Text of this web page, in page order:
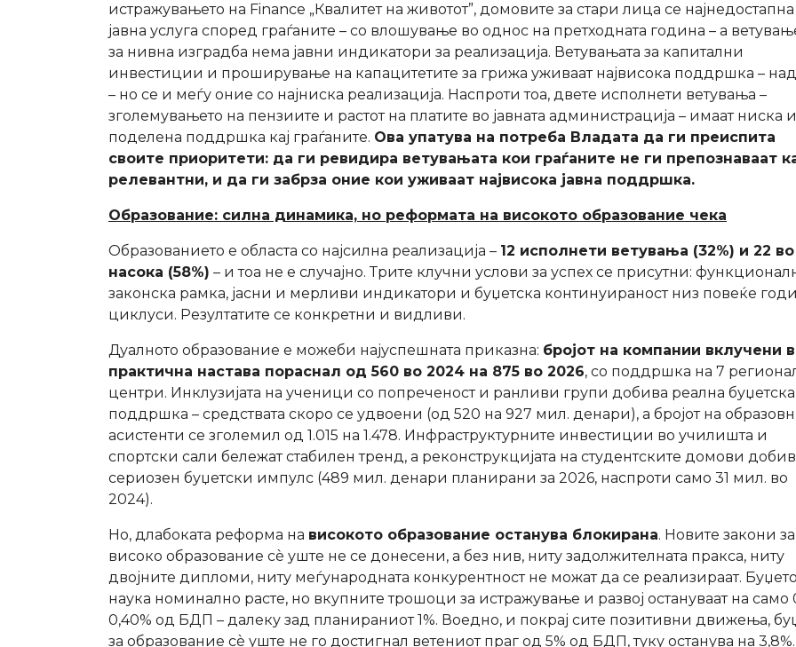
истражувањето на Finance „Квалитет на животот”, домовите за стари лица се најнедостапна
јавна услуга според граѓаните – со влошување во однос на претходната година – а
за нивна изградба нема јавни индикатори за реализација. Ветувањата за капитални
инвестиции и проширување на капацитетите за грижа уживаат највисока поддршка –
– но се и меѓу оние со најниска реализација. Наспроти тоа, двете исполнети ветувања –
зголемувањето на пензиите и растот на платите во јавната администрација – имаат ниска
поделена поддршка кај граѓаните. Ова упатува на потреба Владата да ги преиспита
своите приоритети: да ги ревидира ветувањата кои граѓаните не ги препознаваат
релевантни, и да ги забрза оние кои уживаат највисока јавна поддршка.
Образование: силна динамика, но реформата на високото образование чека
Образованието е областа со најсилна реализација – 12 исполнети ветувања (32%) и 22 во
насока (58%) – и тоа не е случајно. Трите клучни услови за успех се присутни:
законска рамка, јасни и мерливи индикатори и буџетска континуираност низ повеќе
циклуси. Резултатите се конкретни и видливи.
Дуалното образование е можеби најуспешната приказна: бројот на компании вклучени
практична настава пораснал од 560 во 2024 на 875 во 2026, со поддршка на 7
центри. Инклузијата на ученици со попреченост и ранливи групи добива реална буџетска
поддршка – средствата скоро се удвоени (од 520 на 927 мил. денари), а бројот на
асистенти се зголемил од 1.015 на 1.478. Инфраструктурните инвестиции во училишта и
спортски сали бележат стабилен тренд, а реконструкцијата на студентските домови
сериозен буџетски импулс (489 мил. денари планирани за 2026, наспроти само 31 мил. во
2024).
Но, длабоката реформа на високото образование останува блокирана. Новите закони за
високо образование сè уште не се донесени, а без нив, ниту задолжителната пракса, ниту
двојните дипломи, ниту меѓународната конкурентност не можат да се реализираат.
наука номинално расте, но вкупните трошоци за истражување и развој остануваат на само
0,40% од БДП – далеку зад планираниот 1%. Воедно, и покрај сите позитивни движења,
за образование сè уште не го достигнал ветениот праг од 5% од БДП, туку останува на 3,8%.